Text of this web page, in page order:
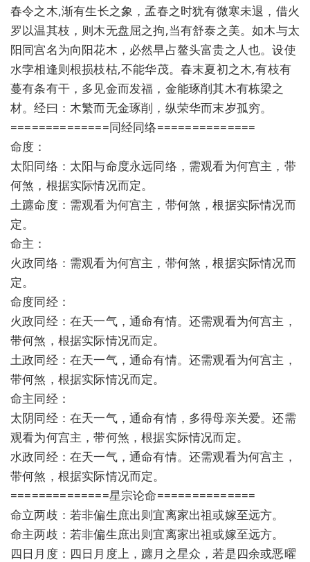
春令之木,渐有生长之象，孟春之时犹有微寒未退，借火
罗以温其枝，则木无盘屈之拘,当有舒泰之美。如木与太
阳同宫名为向阳花木，必然早占鳌头富贵之人也。设使
水孛相逢则根损枝枯,不能华茂。春末夏初之木,有枝有
蔓有条有干，多见金而发福，金能琢削其木有栋梁之
材。经曰：木繁而无金琢削，纵荣华而末岁孤穷。
==============同经同络==============
命度：
太阳同络：太阳与命度永远同络，需观看为何宫主，带
何煞，根据实际情况而定。
土躔命度：需观看为何宫主，带何煞，根据实际情况而
定。
命主：
火政同络：需观看为何宫主，带何煞，根据实际情况而
定。
命度同经：
火政同经：在天一气，通命有情。还需观看为何宫主，
带何煞，根据实际情况而定。
土政同经：在天一气，通命有情。还需观看为何宫主，
带何煞，根据实际情况而定。
命主同经：
太阴同经：在天一气，通命有情，多得母亲关爱。还需
观看为何宫主，带何煞，根据实际情况而定。
水政同经：在天一气，通命有情。还需观看为何宫主，
带何煞，根据实际情况而定。
==============星宗论命==============
命立两歧：若非偏生庶出则宜离家出祖或嫁至远方。
命主两歧：若非偏生庶出则宜离家出祖或嫁至远方。
四日月度：四日月度上，躔月之星众，若是四余或恶曜